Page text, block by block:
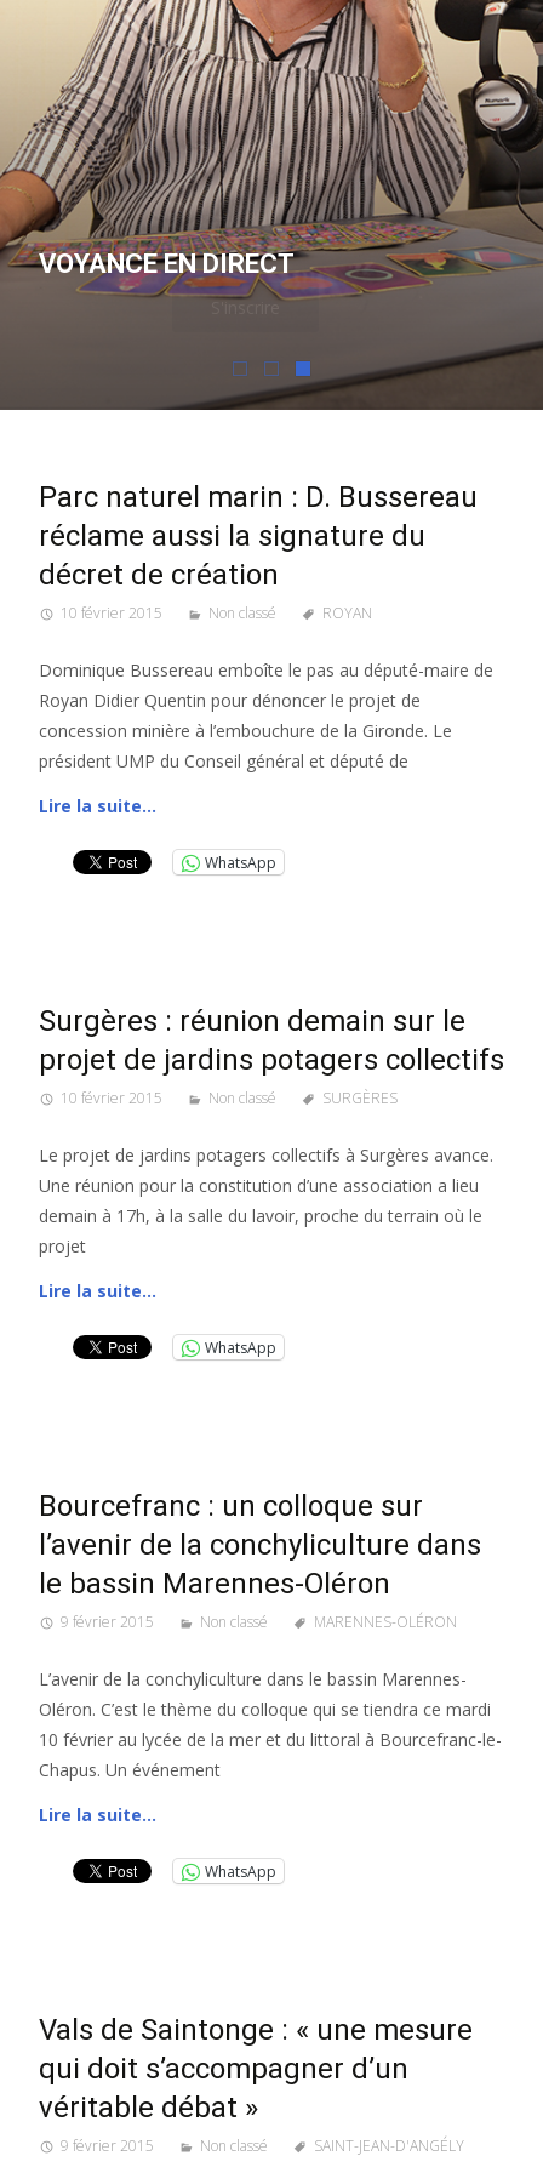
VOYANCE EN DIRECT
Parc naturel marin : D. Bussereau
réclame aussi la signature du
décret de création
10 février 2015 Non classé ROYAN
Dominique Bussereau emboîte le pas au député-maire de
Royan Didier Quentin pour dénoncer le projet de
concession minière à l’embouchure de la Gironde. Le
président UMP du Conseil général et député de
Lire la suite…
WhatsApp
Surgères : réunion demain sur le
projet de jardins potagers collectifs
10 février 2015 Non classé SURGÈRES
Le projet de jardins potagers collectifs à Surgères avance.
Une réunion pour la constitution d’une association a lieu
demain à 17h, à la salle du lavoir, proche du terrain où le
projet
Lire la suite…
WhatsApp
Bourcefranc : un colloque sur
l’avenir de la conchyliculture dans
le bassin Marennes-Oléron
9 février 2015 Non classé MARENNES-OLÉRON
L’avenir de la conchyliculture dans le bassin Marennes-
Oléron. C’est le thème du colloque qui se tiendra ce mardi
10 février au lycée de la mer et du littoral à Bourcefranc-le-
Chapus. Un événement
Lire la suite…
WhatsApp
Vals de Saintonge : « une mesure
qui doit s’accompagner d’un
véritable débat »
9 février 2015 Non classé SAINT-JEAN-D'ANGÉLY